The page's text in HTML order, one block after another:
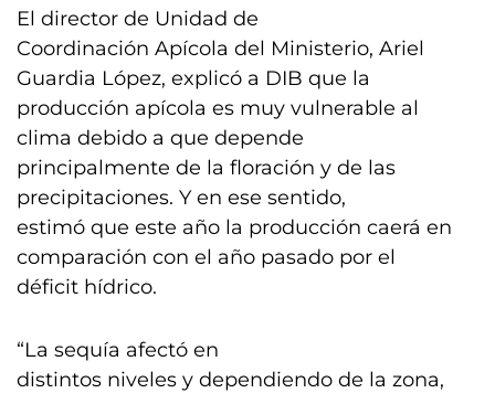
El director de Unidad de
Coordinación Apícola del Ministerio, Ariel
Guardia López, explicó a DIB que la
producción apícola es muy vulnerable al
clima debido a que depende
principalmente de la floración y de las
precipitaciones. Y en ese sentido,
estimó que este año la producción caerá en
comparación con el año pasado por el
déficit hídrico.
“La sequía afectó en
distintos niveles y dependiendo de la zona,